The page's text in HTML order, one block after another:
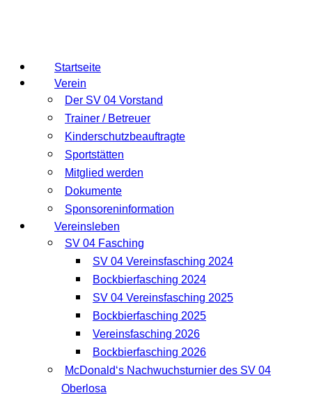
Startseite
Verein
Der SV 04 Vorstand
Trainer / Betreuer
Kinderschutzbeauftragte
Sportstätten
Mitglied werden
Dokumente
Sponsoreninformation
Vereinsleben
SV 04 Fasching
SV 04 Vereinsfasching 2024
Bockbierfasching 2024
SV 04 Vereinsfasching 2025
Bockbierfasching 2025
Vereinsfasching 2026
Bockbierfasching 2026
McDonald‘s Nachwuchsturnier des SV 04
Oberlosa